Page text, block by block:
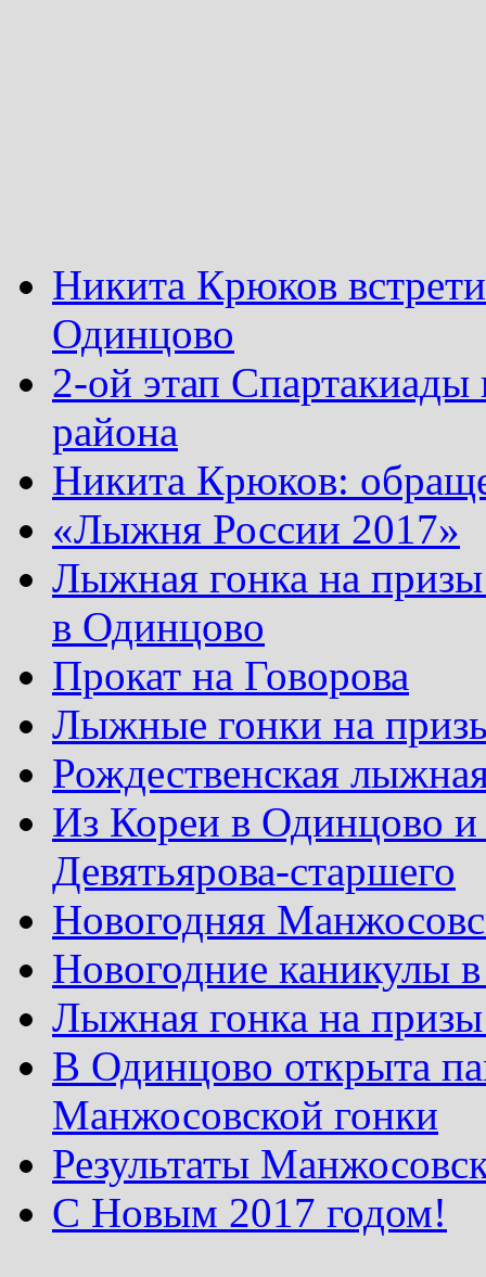
Никита Крюков
Одинцово
2-ой этап
района
Никита Крюков:
«Лыжня России 2017»
Лыжная гонка на
в Одинцово
Прокат на Говорова
Лыжные гонки на
Рождественская
Из Кореи в Одинцово
Девятьярова-старшего
Новогодняя
Новогодние каникулы
Лыжная гонка на
В Одинцово открыта
Манжосовской гонки
Результаты
С Новым 2017 годом!